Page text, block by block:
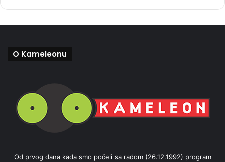
O Kameleonu
Od prvog dana kada smo počeli sa radom (26.12.1992) program